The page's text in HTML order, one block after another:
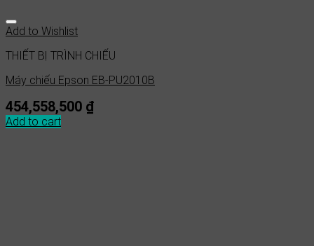
Add to Wishlist
THIẾT BỊ TRÌNH CHIẾU
Máy chiếu Epson EB-PU2010B
454,558,500 ₫
Add to cart